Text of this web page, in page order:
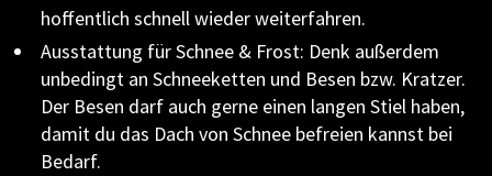
hoffentlich schnell wieder weiterfahren.
Ausstattung für Schnee & Frost: Denk außerdem
unbedingt an Schneeketten und Besen bzw. Kratzer.
Der Besen darf auch gerne einen langen Stiel haben,
damit du das Dach von Schnee befreien kannst bei
Bedarf.